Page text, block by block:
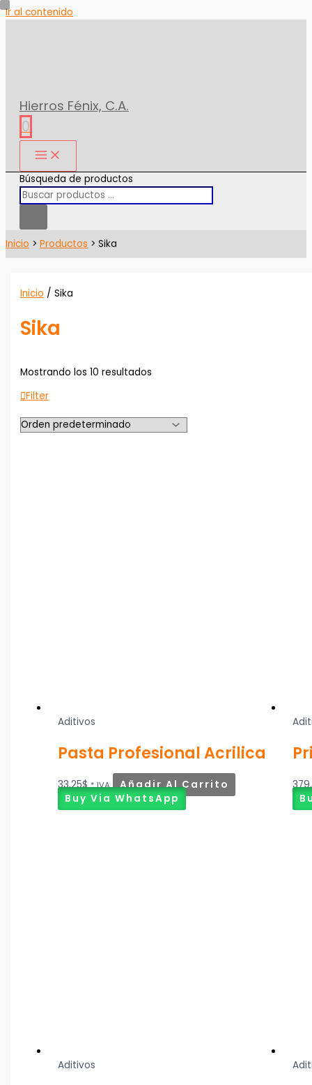
Ir al contenido
Hierros Fénix, C.A.
0
Búsqueda de productos
Inicio Productos Sika
Inicio / Sika
Sika
Mostrando los 10 resultados
Filter
Aditivos
Pasta Profesional Acrilica
33,25$ * IVA
Añadir Al Carrito
Buy Via WhatsApp
Aditivos